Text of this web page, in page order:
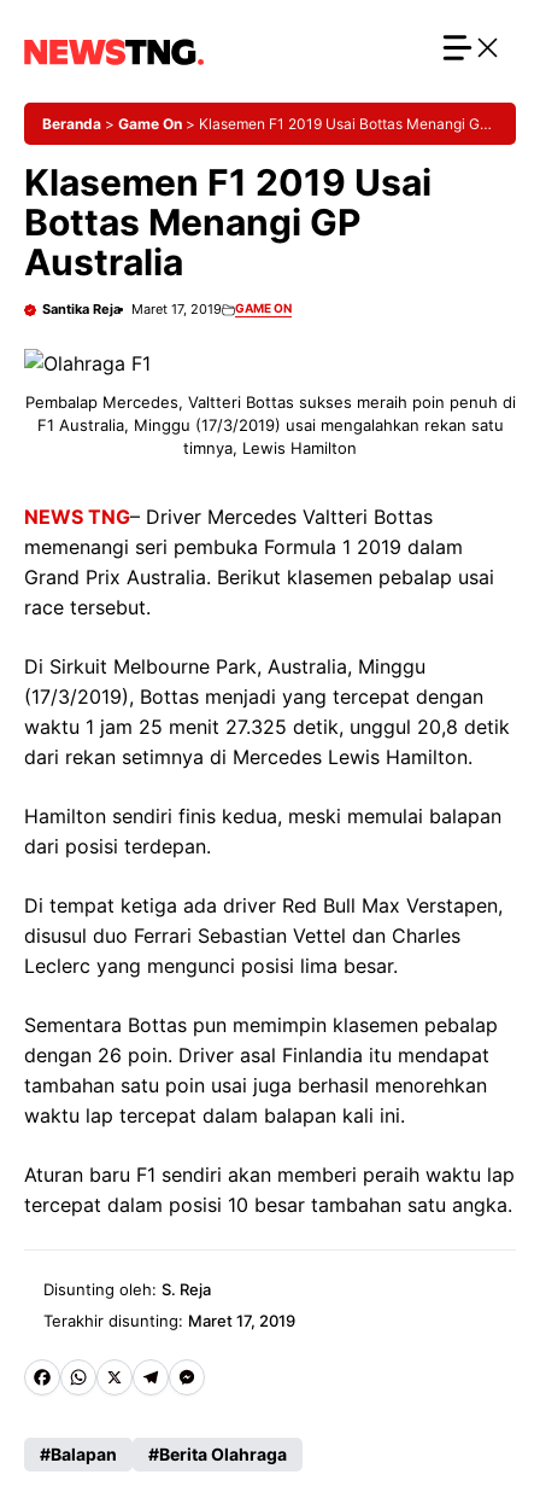
Beranda > Game On > Klasemen F1 2019 Usai Bottas Menangi GP
Klasemen F1 2019 Usai
Bottas Menangi GP
Australia
Santika Reja Maret 17, 2019 GAME ON
Pembalap Mercedes, Valtteri Bottas sukses meraih poin penuh di
F1 Australia, Minggu (17/3/2019) usai mengalahkan rekan satu
timnya, Lewis Hamilton
NEWS TNG– Driver Mercedes Valtteri Bottas
memenangi seri pembuka Formula 1 2019 dalam
Grand Prix Australia. Berikut klasemen pebalap usai
race tersebut.
Di Sirkuit Melbourne Park, Australia, Minggu
(17/3/2019), Bottas menjadi yang tercepat dengan
waktu 1 jam 25 menit 27.325 detik, unggul 20,8 detik
dari rekan setimnya di Mercedes Lewis Hamilton.
Hamilton sendiri finis kedua, meski memulai balapan
dari posisi terdepan.
Di tempat ketiga ada driver Red Bull Max Verstapen,
disusul duo Ferrari Sebastian Vettel dan Charles
Leclerc yang mengunci posisi lima besar.
Sementara Bottas pun memimpin klasemen pebalap
dengan 26 poin. Driver asal Finlandia itu mendapat
tambahan satu poin usai juga berhasil menorehkan
waktu lap tercepat dalam balapan kali ini.
Aturan baru F1 sendiri akan memberi peraih waktu lap
tercepat dalam posisi 10 besar tambahan satu angka.
Disunting oleh: S. Reja
Terakhir disunting: Maret 17, 2019
Fa
b
W
ts
X
Te
gr
M
se
Balapan Berita Olahraga